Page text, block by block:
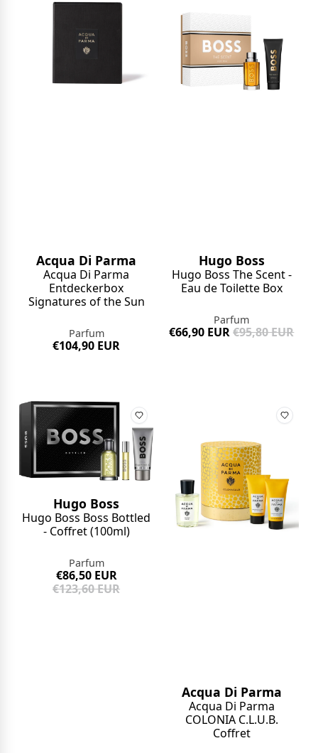
Acqua Di Parma
Acqua Di Parma
Entdeckerbox
Signatures of the Sun
Parfum
€104,90 EUR
Hugo Boss
Hugo Boss The Scent -
Eau de Toilette Box
Parfum
€66,90 EUR€95,80 EUR
Hugo Boss
Hugo Boss Boss Bottled
- Coffret (100ml)
Parfum
€86,50 EUR
€123,60 EUR
Acqua Di Parma
Acqua Di Parma
COLONIA C.L.U.B.
Coffret